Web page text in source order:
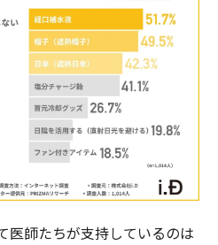
医師たちが支持しているのは